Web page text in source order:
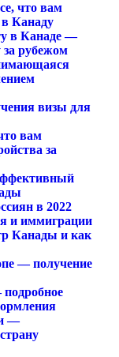
что вам
Канаду
в Канаде —
рубежом
визы для
вам
за
в 2022
и иммиграции
Канады и как
— получение
—